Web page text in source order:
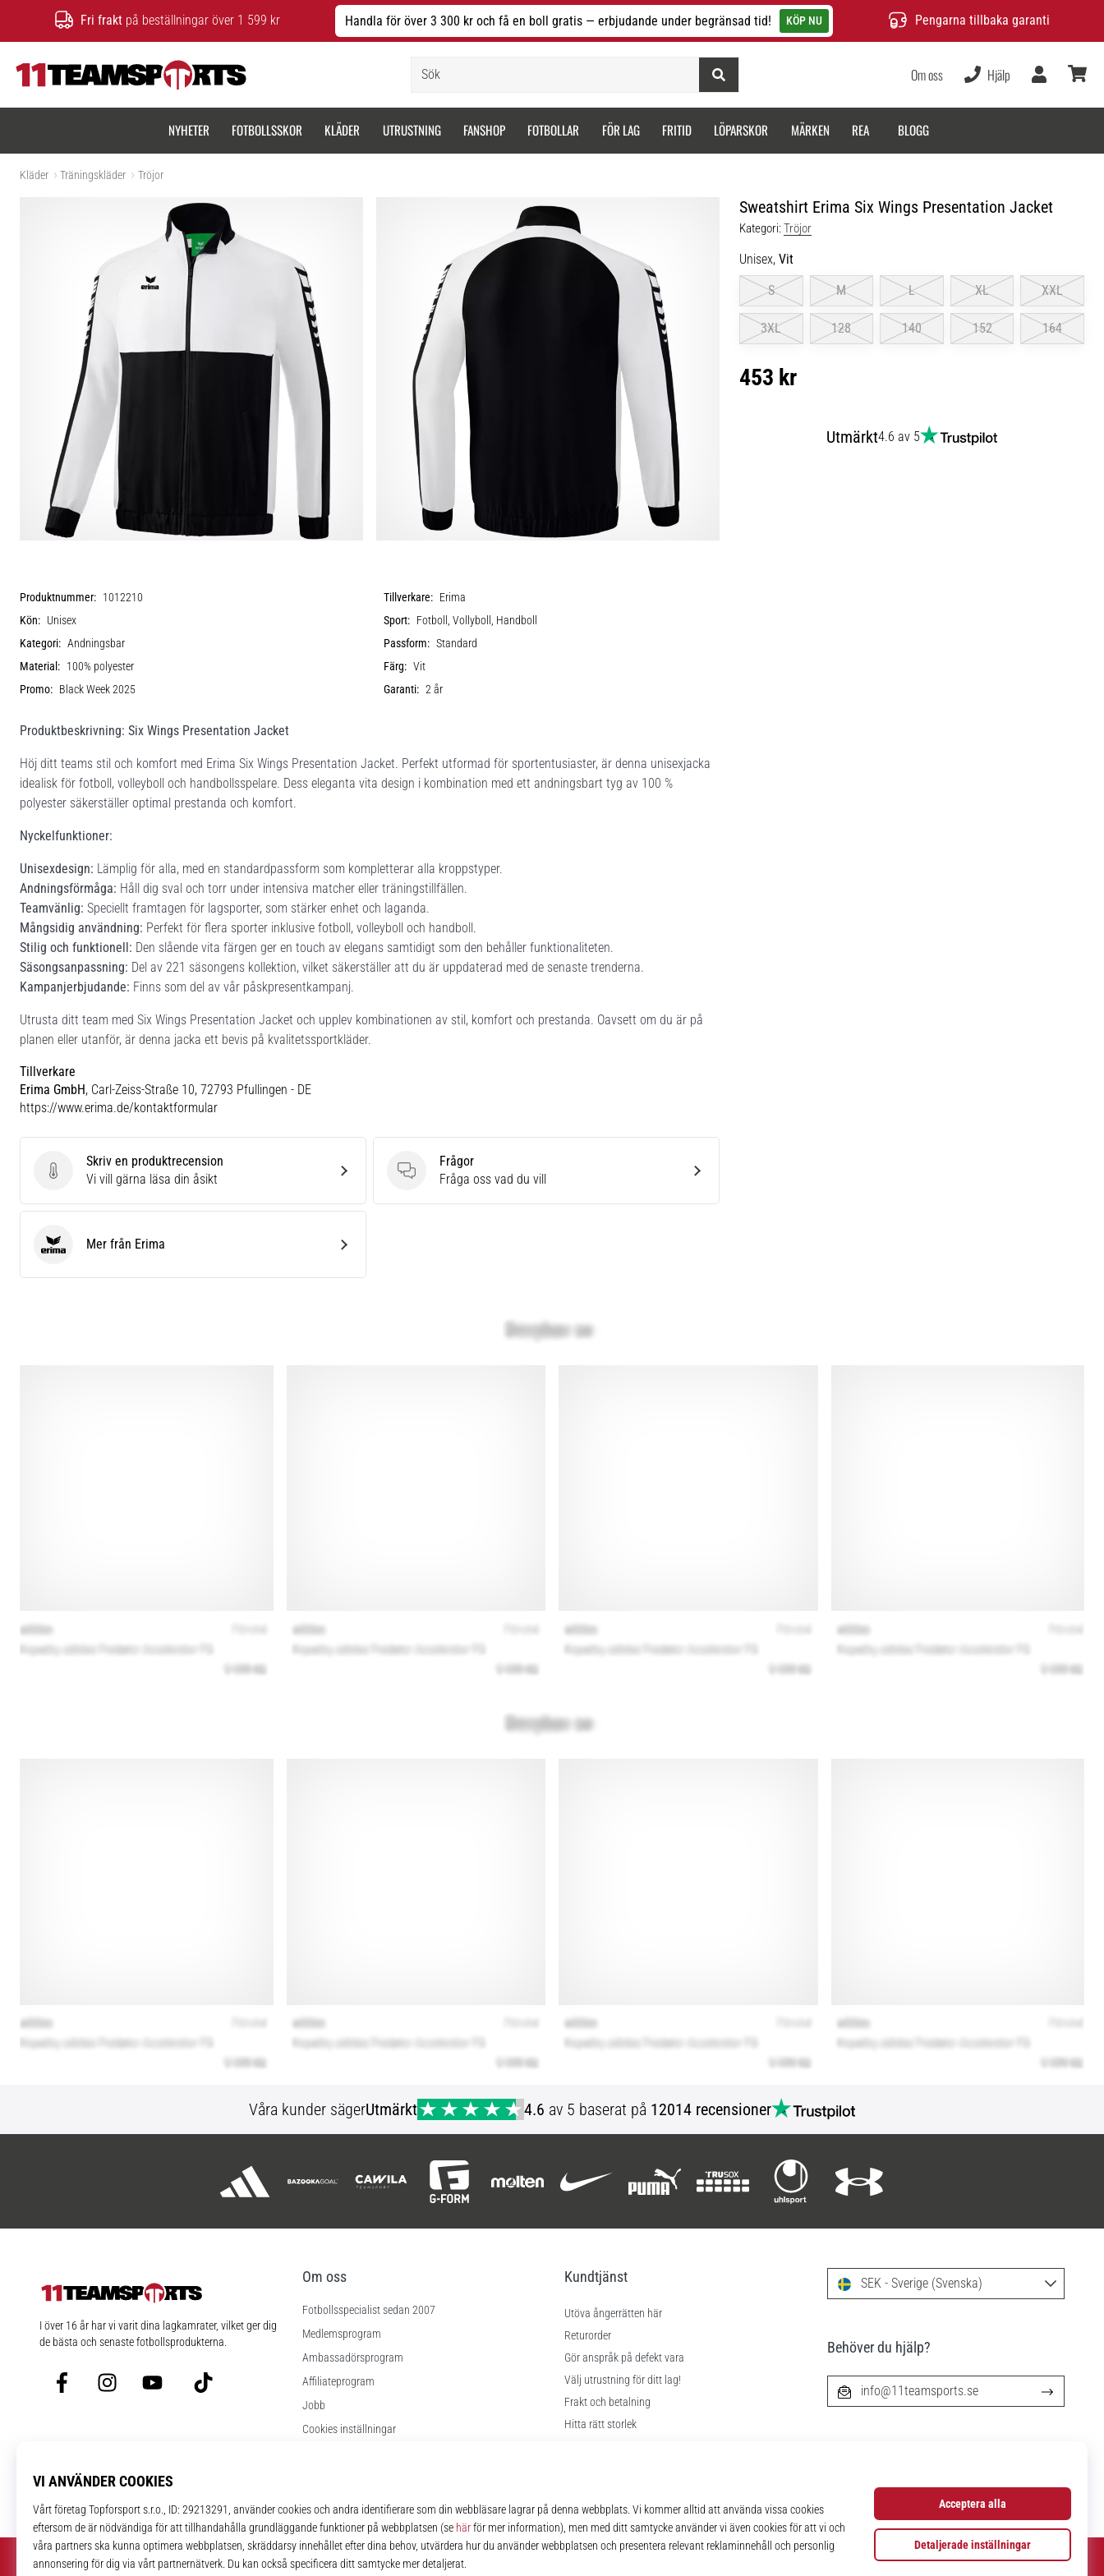
Fri frakt på beställningar över 1 599 kr Handla för över 3 300 kr och få en boll gratis — erbjudande under begränsad tid! KÖP NU Pengarna tillbaka garanti
Om oss Hjälp
NYHETER FOTBOLLSSKOR KLÄDER UTRUSTNING FANSHOP FOTBOLLAR FÖR LAG FRITID LÖPARSKOR MÄRKEN REA BLOGG
Kläder Träningskläder Tröjor
Sweatshirt Erima Six Wings Presentation Jacket
Kategori:Tröjor
Unisex, Vit
S
M L XL XXL
3XL 128 140 152 164
453 kr
Utmärkt4.6 av 5
Produktnummer: 1012210 Tillverkare: Erima
Kön: Unisex Sport: Fotboll, Vollyboll, Handboll
Kategori: Andningsbar Passform: Standard
Material: 100% polyester Färg: Vit
Promo: Black Week 2025 Garanti: 2 år
Produktbeskrivning: Six Wings Presentation Jacket
Höj ditt teams stil och komfort med Erima Six Wings Presentation Jacket. Perfekt utformad för sportentusiaster, är denna unisexjacka
idealisk för fotboll, volleyboll och handbollsspelare. Dess eleganta vita design i kombination med ett andningsbart tyg av 100 %
polyester säkerställer optimal prestanda och komfort.
Nyckelfunktioner:
Unisexdesign: Lämplig för alla, med en standardpassform som kompletterar alla kroppstyper.
Andningsförmåga: Håll dig sval och torr under intensiva matcher eller träningstillfällen.
Teamvänlig: Speciellt framtagen för lagsporter, som stärker enhet och laganda.
Mångsidig användning: Perfekt för flera sporter inklusive fotboll, volleyboll och handboll.
Stilig och funktionell: Den slående vita färgen ger en touch av elegans samtidigt som den behåller funktionaliteten.
Säsongsanpassning: Del av 221 säsongens kollektion, vilket säkerställer att du är uppdaterad med de senaste trenderna.
Kampanjerbjudande: Finns som del av vår påskpresentkampanj.
Utrusta ditt team med Six Wings Presentation Jacket och upplev kombinationen av stil, komfort och prestanda. Oavsett om du är på
planen eller utanför, är denna jacka ett bevis på kvalitetssportkläder.
Tillverkare
Erima GmbH, Carl-Zeiss-Straße 10, 72793 Pfullingen - DE
https://www.erima.de/kontaktformular
Skriv en produktrecension
Skriv en produktrecension
Vi vill gärna läsa din åsikt
Frågor
Frågor
Fråga oss vad du vill
Erima Mer från Erima
Våra kunder sägerUtmärkt 4.6 av 5 baserat på 12014 recensioner
11teamsports.se
I över 16 år har vi varit dina lagkamrater, vilket ger dig
de bästa och senaste fotbollsprodukterna.
FacebookInstagramYouTubeTikTok
Om oss
Fotbollsspecialist sedan 2007
Medlemsprogram
Ambassadörsprogram
Affiliateprogram
Jobb
Cookies inställningar
Kundtjänst
Utöva ångerrätten här
Returorder
Gör anspråk på defekt vara
Välj utrustning för ditt lag!
Frakt och betalning
Hitta rätt storlek
SEK - Sverige (Svenska)
Behöver du hjälp?
info@11teamsports.se